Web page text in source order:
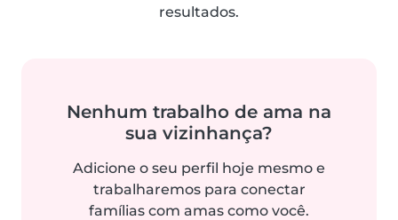
resultados.
Nenhum trabalho de ama na
sua vizinhança?
Adicione o seu perfil hoje mesmo e
trabalharemos para conectar
famílias com amas como você.